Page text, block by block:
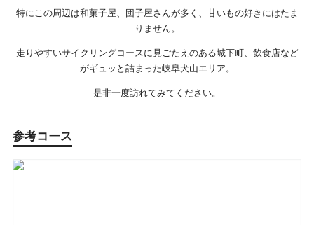
特にこの周辺は和菓子屋、団子屋さんが多く、甘いもの好きにはたま
りません。
走りやすいサイクリングコースに見ごたえのある城下町、飲食店など
がギュッと詰まった岐阜犬山エリア。
是非一度訪れてみてください。
参考コース